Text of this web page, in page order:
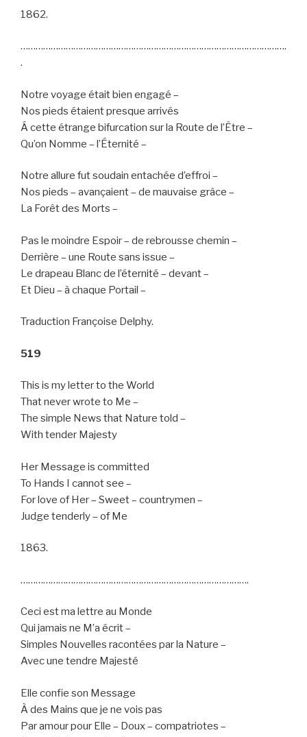
1862.
…………………………………………………………………………………………….
.
Notre voyage était bien engagé –
Nos pieds étaient presque arrivés
Á cette étrange bifurcation sur la Route de l’Être –
Qu’on Nomme – l’Éternité –
Notre allure fut soudain entachée d’effroi –
Nos pieds – avançaient – de mauvaise grâce –
La Forêt des Morts –
Pas le moindre Espoir – de rebrousse chemin –
Derrière – une Route sans issue –
Le drapeau Blanc de l’éternité – devant –
Et Dieu – à chaque Portail –
Traduction Françoise Delphy.
519
This is my letter to the World
That never wrote to Me –
The simple News that Nature told –
With tender Majesty
Her Message is committed
To Hands I cannot see –
For love of Her – Sweet – countrymen –
Judge tenderly – of Me
1863.
……………………………………………………………………………….
Ceci est ma lettre au Monde
Qui jamais ne M’a écrit –
Simples Nouvelles racontées par la Nature –
Avec une tendre Majesté
Elle confie son Message
À des Mains que je ne vois pas
Par amour pour Elle – Doux – compatriotes –